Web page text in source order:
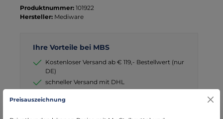
Produktnummer: 101922
Hersteller: Mediware
Ihre Vorteile bei MBS
Kostenloser Versand ab € 119,- Bestellwert (nur
DE)
schneller Versand mit DHL
Bereich Notfallmedizin
Preisauszeichnung